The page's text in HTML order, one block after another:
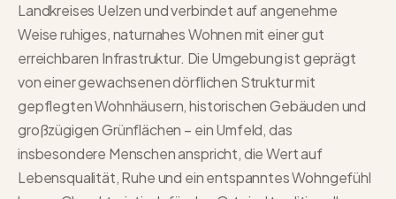
Landkreises Uelzen und verbindet auf angenehme
Weise ruhiges, naturnahes Wohnen mit einer gut
erreichbaren Infrastruktur. Die Umgebung ist geprägt
von einer gewachsenen dörflichen Struktur mit
gepflegten Wohnhäusern, historischen Gebäuden und
großzügigen Grünflächen – ein Umfeld, das
insbesondere Menschen anspricht, die Wert auf
Lebensqualität, Ruhe und ein entspanntes Wohngefühl